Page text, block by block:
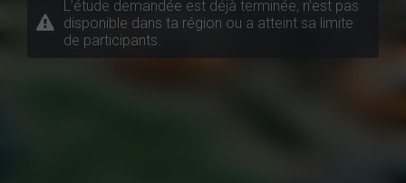
L’étude demandée est déjà terminée, n’est pas
disponible dans ta région ou a atteint sa limite
de participants.